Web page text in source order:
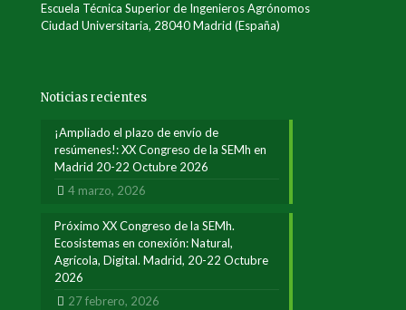
Escuela Técnica Superior de Ingenieros Agrónomos
Ciudad Universitaria, 28040 Madrid (España)
Noticias recientes
¡Ampliado el plazo de envío de
resúmenes!: XX Congreso de la SEMh en
Madrid 20-22 Octubre 2026
4 marzo, 2026
Próximo XX Congreso de la SEMh.
Ecosistemas en conexión: Natural,
Agrícola, Digital. Madrid, 20-22 Octubre
2026
27 febrero, 2026